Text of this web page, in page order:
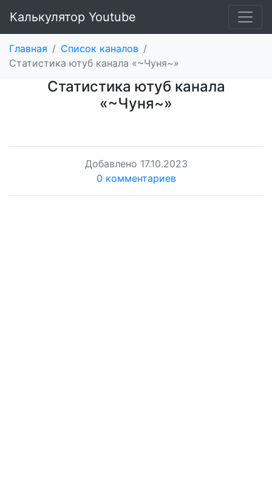
Калькулятор Youtube
Главная / Список каналов /
Статистика ютуб канала «~Чуня~»
Статистика ютуб канала
«~Чуня~»
Добавлено 17.10.2023
0 комментариев